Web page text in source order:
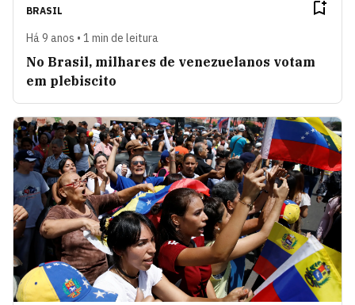
BRASIL
Há 9 anos • 1 min de leitura
No Brasil, milhares de venezuelanos votam
em plebiscito